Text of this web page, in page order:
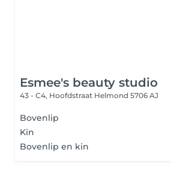
Esmee's beauty studio
43 - C4, Hoofdstraat Helmond 5706 AJ
Bovenlip
Kin
Bovenlip en kin